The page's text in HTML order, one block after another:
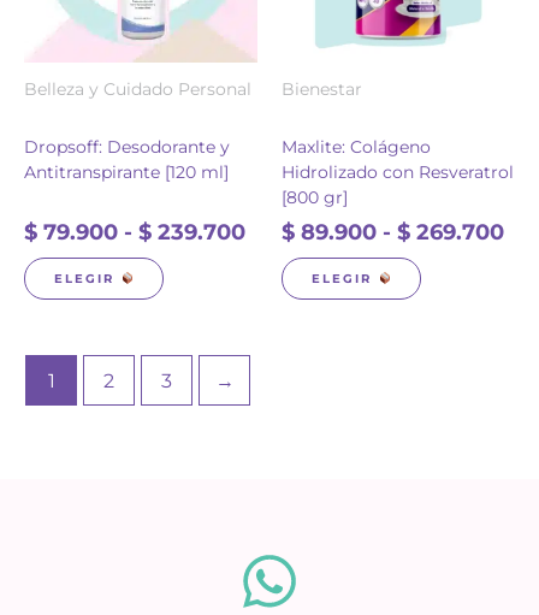
Belleza y Cuidado Personal
Dropsoff: Desodorante y
Antitranspirante [120 ml]
$ 79.900 - $ 239.700
ELEGIR
pueden
elegir
en
página
de
Bienestar
Maxlite: Colágeno
Hidrolizado con Resveratrol
[800 gr]
$ 89.900 - $ 269.700
ELEGIR
pueden
en
página
de
producto
1 2 3 →